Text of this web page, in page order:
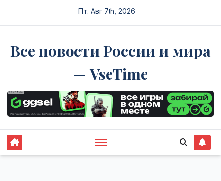
Пт. Авг 7th, 2026
Все новости России и мира
— VseTime